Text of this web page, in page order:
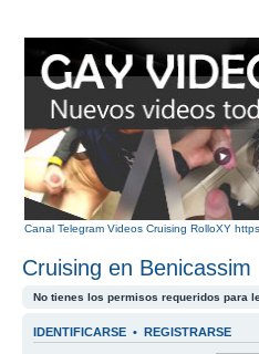
Canal Telegram Videos Cruising RolloXY
Cruising en Benicassim
No tienes los permisos requeridos para
IDENTIFICARSE • REGISTRARSE